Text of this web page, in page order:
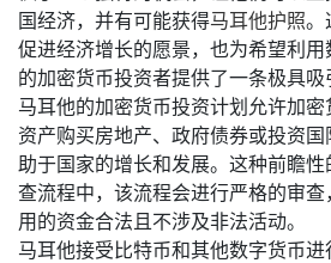
国经济，并有可能获得马耳他护照。
促进经济增长的愿景，也为希望利
的加密货币投资者提供了一条极具吸
马耳他的加密货币投资计划允许加
资产购买房地产、政府债券或投资
助于国家的增长和发展。这种前瞻
查流程中，该流程会进行严格的审
用的资金合法且不涉及非法活动。
马耳他接受比特币和其他数字货币